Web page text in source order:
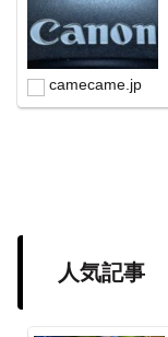
camecame.jp
人気記事